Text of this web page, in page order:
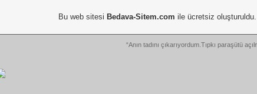
“Anın tadını çıkarıyordum.Tıpkı paraşütü
Bu web sitesi Bedava-Sitem.com ile ücretsiz